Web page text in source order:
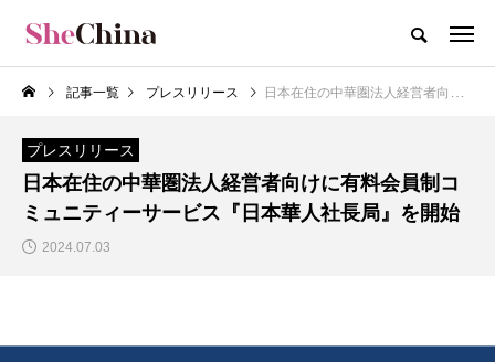
記事一覧 プレスリリース 日本在住の中華圏法人経営者向けに有料会員制コミュニティーサービス『日本華人社長局』を開始
プレスリリース
日本在住の中華圏法人経営者向けに有料会員制コ
ミュニティーサービス『日本華人社長局』を開始
2024.07.03